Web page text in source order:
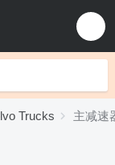
Trucks 主减速